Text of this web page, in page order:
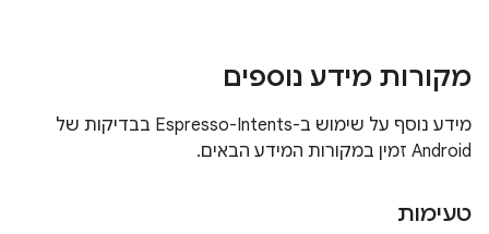
מקורות מידע נוספים
מידע נוסף על שימוש ב-Espresso-Intents בבדיקות של
Android זמין במקורות המידע הבאים.
טעימות